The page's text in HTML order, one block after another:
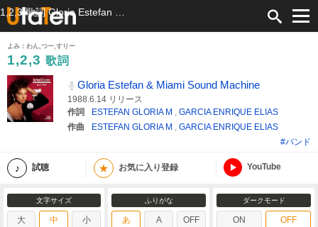
よみ：わん,つー,すりー
1,2,3 歌詞
Gloria Estefan & Miami Sound Machine
1988.6.14 リリース
作詞
ESTEFAN GLORIA M , GARCIA ENRIQUE ELIAS
作曲
ESTEFAN GLORIA M , GARCIA ENRIQUE ELIAS
#バンド
試聴 ★ お気に入り登録 YouTube
文字サイズ
大 中 小
ふりがな
あ A OFF
ダークモード
ON OFF